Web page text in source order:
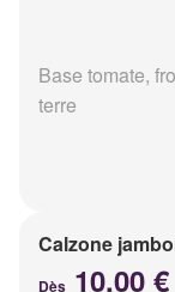
Base tomate,
terre
Calzone
Dès 10.00 €